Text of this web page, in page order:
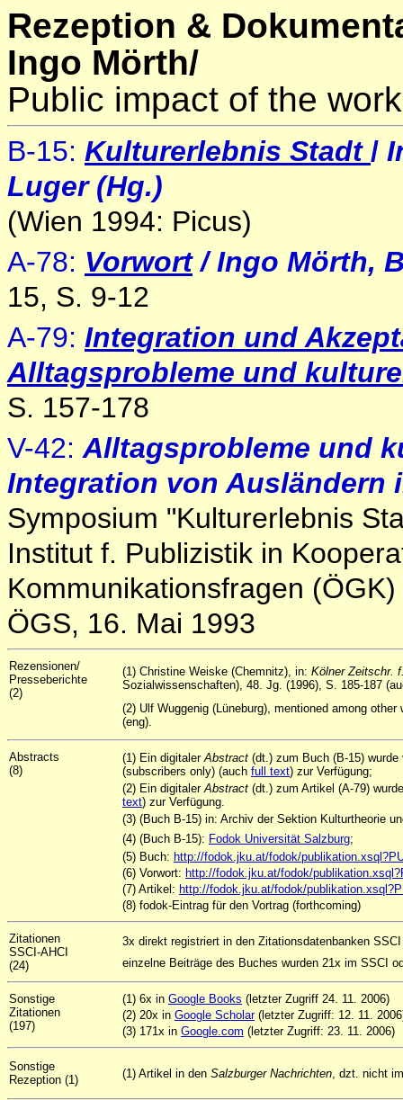
Rezeption &
Ingo Mörth/
Public impact of the
B-15: Kulturerlebnis Stadt /
Luger (Hg.)
(Wien 1994: Picus)
A-78: Vorwort / Ingo Mörth,
15, S. 9-12
A-79: Integration und
Alltagsprobleme und
S. 157-178
V-42: Alltagsprobleme und
Integration von Ausländern
Symposium "Kulturerlebnis
Institut f. Publizistik in
Kommunikationsfragen
ÖGS, 16. Mai 1993
Rezensionen/
Presseberichte
(2)
(1) Christine Weiske (Chemnitz), in: Kölner Zeitschr.
Sozialwissenschaften), 48. Jg. (1996), S. 185-187
(2) Ulf Wuggenig (Lüneburg), mentioned among
(eng).
Abstracts
(8)
(1) Ein digitalerAbstract (dt.) zum Buch (B-15)
(subscribers only) (auch full text) zur Verfügung;
(2) Ein digitalerAbstract (dt.) zum Artikel (A-79)
text) zur Verfügung.
(3) (Buch B-15) in: Archiv der Sektion Kulturtheorie
(4) (Buch B-15): Fodok Universität Salzburg;
(5) Buch: http://fodok.jku.at/fodok/
(6) Vorwort: http://fodok.jku.at/fodok/
(7) Artikel: http://fodok.jku.at/fodok/
(8) fodok-Eintrag für den Vortrag (forthcoming)
Zitationen
SSCI-AHCI
(24)
3x direkt registriert in den Zitationsdatenbanken
einzelne Beiträge des Buches wurden 21x im SSCI
Sonstige
Zitationen
(197)
(1) 6x in Google Books (letzter Zugriff 24. 11. 2006)
(2) 20x in Google Scholar(letzter Zugriff: 12. 11.
(3) 171x in Google.com (letzter Zugriff: 23. 11. 2006)
Sonstige
Rezeption (1)
(1) Artikel in den Salzburger Nachrichten, dzt. nicht